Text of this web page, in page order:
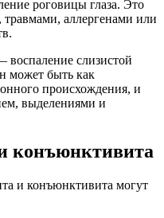
роговицы глаза. Это
аллергенами или
воспаление слизистой
может быть как
происхождения, и
выделениями и
конъюнктивита
и конъюнктивита могут